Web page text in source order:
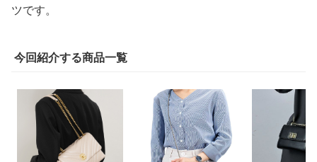
ツです。
今回紹介する商品一覧